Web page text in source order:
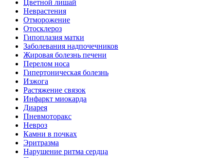
Цветной лишай
Неврастения
Отморожение
Отосклероз
Гипоплазия матки
Заболевания надпочечников
Жировая болезнь печени
Перелом носа
Гипертоническая болезнь
Изжога
Растяжение связок
Инфаркт миокарда
Диарея
Пневмоторакс
Невроз
Камни в почках
Эритразма
Нарушение ритма сердца